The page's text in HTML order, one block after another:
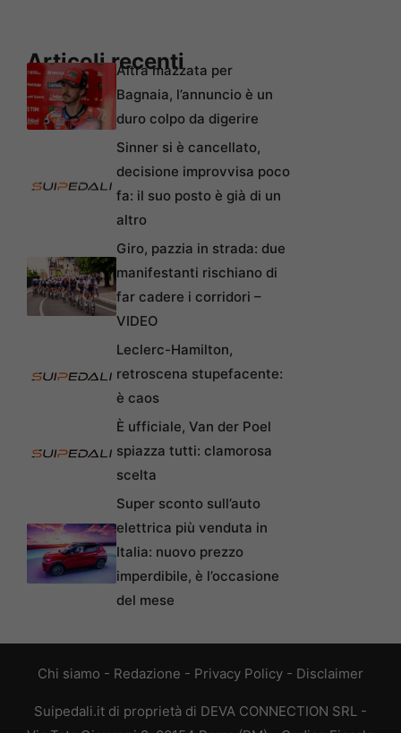
Articoli recenti
Altra mazzata per
Bagnaia, l’annuncio è un
duro colpo da digerire
Sinner si è cancellato,
decisione improvvisa poco
fa: il suo posto è già di un
altro
Giro, pazzia in strada: due
manifestanti rischiano di
far cadere i corridori –
VIDEO
Leclerc-Hamilton,
retroscena stupefacente:
è caos
È ufficiale, Van der Poel
spiazza tutti: clamorosa
scelta
Super sconto sull’auto
elettrica più venduta in
Italia: nuovo prezzo
imperdibile, è l’occasione
del mese
Chi siamo - Redazione - Privacy Policy - Disclaimer
Suipedali.it di proprietà di DEVA CONNECTION SRL -